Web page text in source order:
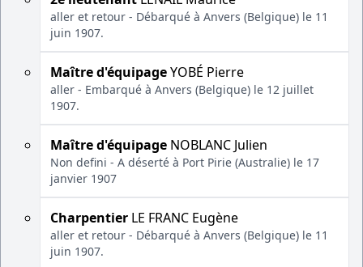
aller et retour - Débarqué à Anvers (Belgique) le 11
juin 1907.
Maître d'équipageYOBÉ Pierre
aller - Embarqué à Anvers (Belgique) le 12 juillet
1907.
Maître d'équipage NOBLANC Julien
Non defini - A déserté à Port Pirie (Australie) le 17
janvier 1907
Charpentier LE FRANC Eugène
aller et retour - Débarqué à Anvers (Belgique) le 11
juin 1907.